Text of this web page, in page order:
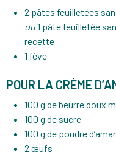
2 pâtes feuilletées
ou1 pâte feuilletée
recette
1 fève
POUR LA CRÈME
100 g de beurre doux
100 g de sucre
100 g de poudre
2 œufs